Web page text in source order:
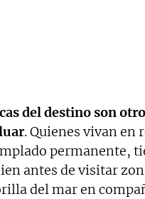
del destino son otro
. Quienes vivan en
permanente,
antes de visitar
del mar en